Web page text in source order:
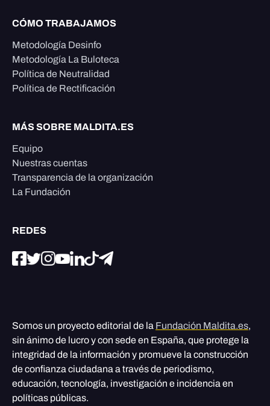
CÓMO TRABAJAMOS
Metodología Desinfo
Metodología La Buloteca
Política de Neutralidad
Política de Rectificación
MÁS SOBRE MALDITA.ES
Equipo
Nuestras cuentas
Transparencia de la organización
La Fundación
REDES
Somos un proyecto editorial de la Fundación Maldita.es,
sin ánimo de lucro y con sede en España, que protege la
integridad de la información y promueve la construcción
de confianza ciudadana a través de periodismo,
educación, tecnología, investigación e incidencia en
políticas públicas.